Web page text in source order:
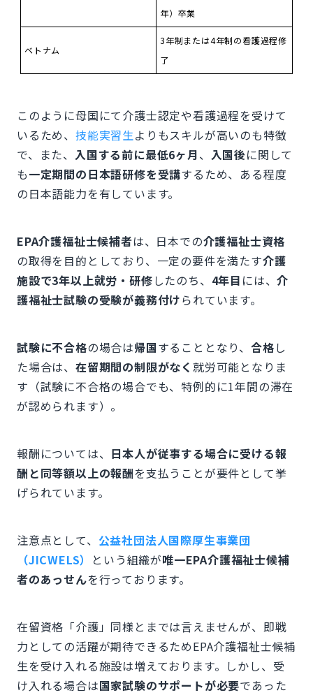
年）卒業
ベトナム
3年制または4年制の看護過程修
了
このように母国にて介護士認定や看護過程を受けて
いるため、 技能実習生よりもスキルが高いのも特徴
で、また、 入国する前に最低6ヶ月、 入国後に関して
も一定期間の日本語研修を受講するため、ある程度
の日本語能力を有しています。
EPA介護福祉士候補者は、日本での介護福祉士資格
の取得を目的としており、一定の要件を満たす介護
施設で3年以上就労・研修したのち、 4年目 には、介
護福祉士試験の受験が義務付けられています。
試験に不合格の場合は帰国することとなり、合格し
た場合は、 在留期間の制限がなく 就労可能となりま
す（試験に不合格の場合でも、特例的に1年間の滞在
が認められます）。
報酬については、 日本人が従事する場合に受ける報
酬と同等額以上の報酬を支払うことが要件として挙
げられています。
注意点として、 公益社団法人国際厚生事業団
（JICWELS）
という組織が唯一EPA介護福祉士候補
者のあっせんを行っております。
在留資格「介護」同様とまでは言えませんが、即戦
力としての活躍が期待できるためEPA介護福祉士候補
生を受け入れる施設は増えております。しかし、受
け入れる場合は国家試験のサポートが必要であった